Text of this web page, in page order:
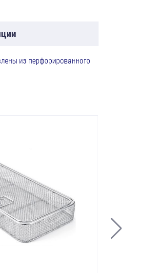
из перфорированного